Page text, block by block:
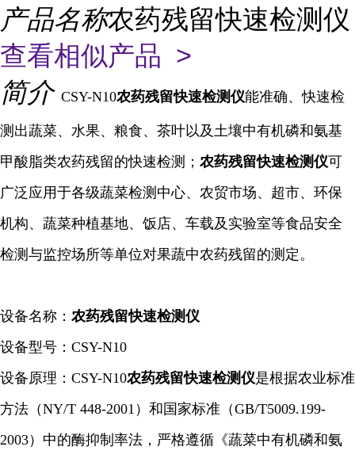
产品名称农药残留快速检测仪
查看相似产品 >
简介 CSY-N10农药残留快速检测仪能准确、快速检
测出蔬菜、水果、粮食、茶叶以及土壤中有机磷和氨基
甲酸脂类农药残留的快速检测； 农药残留快速检测仪可
广泛应用于各级蔬菜检测中心、农贸市场、超市、环保
机构、蔬菜种植基地、饭店、车载及实验室等食品安全
检测与监控场所等单位对果蔬中农药残留的测定。
设备名称： 农药残留快速检测仪
设备型号：CSY-N10
设备原理：CSY-N10农药残留快速检测仪是根据农业标准
方法（NY/T 448-2001）和国家标准（GB/T5009.199-
2003）中的酶抑制率法，严格遵循《蔬菜中有机磷和氨